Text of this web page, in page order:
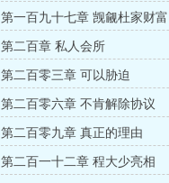
第一百九十七章 觊觎杜家财富
第二百章 私人会所
第二百零三章 可以胁迫
第二百零六章 不肯解除协议
第二百零九章 真正的理由
第二百一十二章 程大少亮相